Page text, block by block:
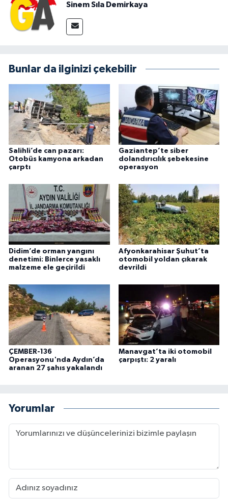
Sinem Sıla Demirkaya
Bunlar da ilginizi çekebilir
Salihli’de can pazarı:
Otobüs kamyona arkadan
çarptı
Gaziantep’te siber
dolandırıcılık şebekesine
operasyon
Didim’de orman yangını
denetimi: Binlerce yasaklı
malzeme ele geçirildi
Afyonkarahisar Şuhut’ta
otomobil yoldan çıkarak
devrildi
ÇEMBER-136
Operasyonu'nda Aydın’da
aranan 27 şahıs yakalandı
Manavgat’ta iki otomobil
çarpıştı: 2 yaralı
Yorumlar